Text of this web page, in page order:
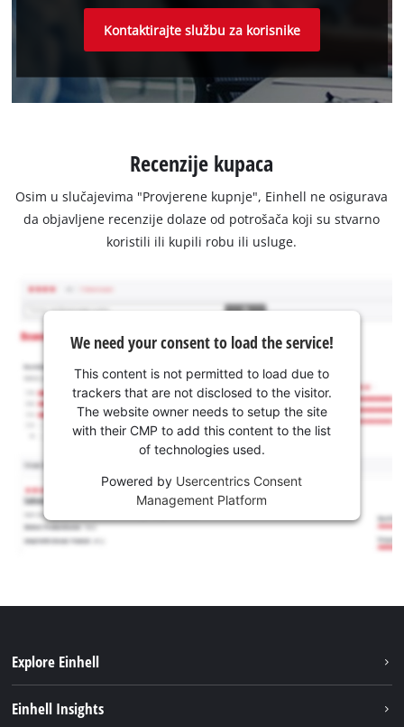
Kontaktirajte službu za korisnike
Recenzije kupaca
Osim u slučajevima "Provjerene kupnje", Einhell ne osigurava
da objavljene recenzije dolaze od potrošača koji su stvarno
koristili ili kupili robu ili usluge.
We need your consent to load the service!
This content is not permitted to load due to
trackers that are not disclosed to the visitor.
The website owner needs to setup the site
with their CMP to add this content to the list
of technologies used.
Powered by Usercentrics Consent
Management Platform
Explore Einhell
Einhell Insights